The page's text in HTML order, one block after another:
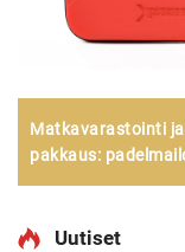
Matkavarastointi
pakkaus:
Uutiset